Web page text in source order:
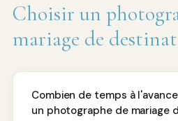
Choisir un
mariage de
Combien de temps à
un photographe de mariage